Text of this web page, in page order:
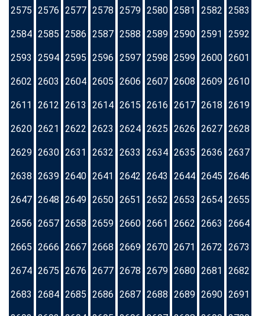
2575 2576 2577 2578 2579 2580 2581 2582 2583
2584 2585 2586 2587 2588 2589 2590 2591 2592
2593 2594 2595 2596 2597 2598 2599 2600 2601
2602 2603 2604 2605 2606 2607 2608 2609 2610
2611 2612 2613 2614 2615 2616 2617 2618 2619
2620 2621 2622 2623 2624 2625 2626 2627 2628
2629 2630 2631 2632 2633 2634 2635 2636 2637
2638 2639 2640 2641 2642 2643 2644 2645 2646
2647 2648 2649 2650 2651 2652 2653 2654 2655
2656 2657 2658 2659 2660 2661 2662 2663 2664
2665 2666 2667 2668 2669 2670 2671 2672 2673
2674 2675 2676 2677 2678 2679 2680 2681 2682
2683 2684 2685 2686 2687 2688 2689 2690 2691